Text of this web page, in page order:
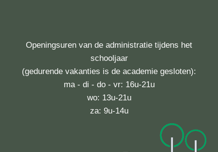
Openingsuren van de administratie tijdens het
schooljaar
(gedurende vakanties is de academie gesloten):
ma - di - do - vr: 16u-21u
wo: 13u-21u
za: 9u-14u